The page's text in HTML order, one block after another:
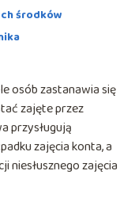
środków
osób zastanawia się
zajęte przez
przysługują
zajęcia konta, a
niesłusznego zajęcia